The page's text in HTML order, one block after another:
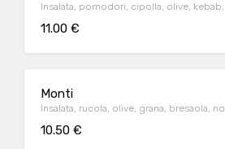
Insalata, pomodori, cipolla, olive,
11.00 €
Monti
Insalata, rucola, olive, grana, bresaola,
10.50 €